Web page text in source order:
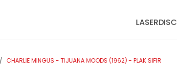
LASERDISC
CHARLIE MINGUS - TIJUANA MOODS (1962) - PLAK SIFIR